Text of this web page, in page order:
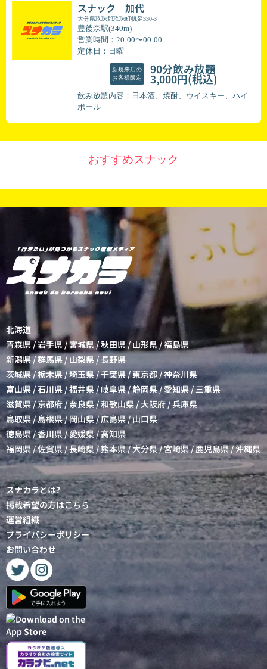
スナック 加代
大分県玖珠郡玖珠町帆足330-3
豊後森駅(340m)
営業時間：20:00〜00:00
定休日：日曜
新規来店の
お客様限定
90分飲み放題
3,000円(税込)
飲み放題内容：日本酒、焼酎、ウイスキー、ハイ
ボール
おすすめスナック
北海道
青森県/岩手県/宮城県/秋田県 / 山形県/福島県
新潟県/群馬県 / 山梨県 /長野県
茨城県 /栃木県/埼玉県/千葉県/東京都 /神奈川県
富山県 /石川県 /福井県/岐阜県/静岡県/愛知県/三重県
滋賀県/京都府/奈良県 /和歌山県/大阪府 /兵庫県
鳥取県 / 島根県/岡山県/広島県/山口県
徳島県/香川県/愛媛県 /高知県
福岡県 /佐賀県 /長崎県/熊本県/大分県/宮崎県/鹿児島県/沖縄県
スナカラとは?
掲載希望の方はこちら
運営組織
プライバシーポリシー
お問い合わせ